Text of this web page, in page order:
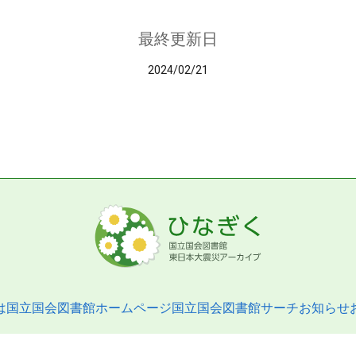
最終更新日
2024/02/21
国立国会図書館ホームページ国立国会図書館サーチお知らせ